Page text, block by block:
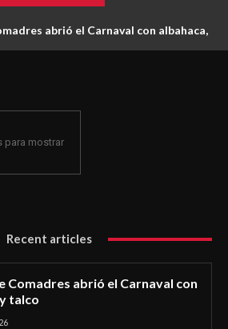
abrió el Carnaval con albahaca,
para mostrar
Recent articles
Comadres abrió el Carnaval con
talco